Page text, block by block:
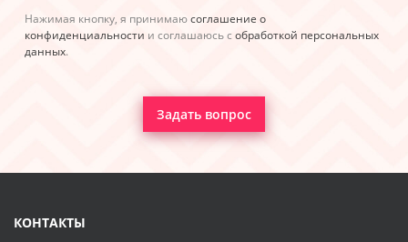
Нажимая кнопку, я принимаюсоглашение о
конфиденциальности и соглашаюсь с обработкой персональных
данных.
Задать вопрос
КОНТАКТЫ